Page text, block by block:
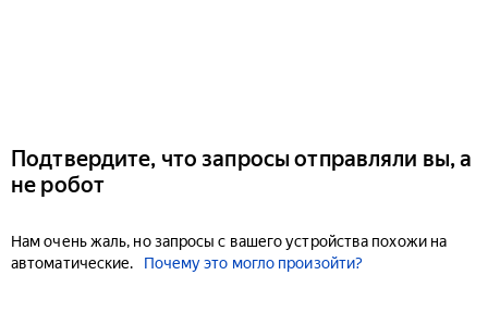
Подтвердите, что запросы отправляли вы, а
не робот
Нам очень жаль, но запросы с вашего устройства похожи на
автоматические.
Почему это могло произойти?